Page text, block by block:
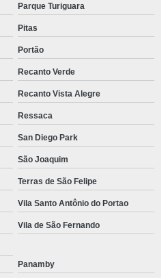
Parque Turiguara
Pitas
Portão
Recanto Verde
Recanto Vista Alegre
Ressaca
San Diego Park
São Joaquim
Terras de São Felipe
Vila Santo Antônio do Portao
Vila de São Fernando
Panamby